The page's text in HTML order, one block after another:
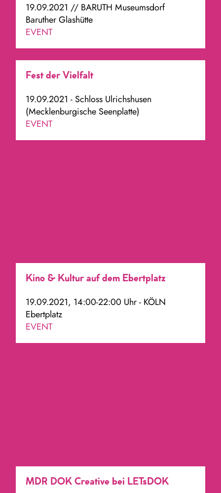
19.09.2021 // BARUTH Museumsdorf
Baruther Glashütte
EVENT
Fest der Vielfalt
19.09.2021 - Schloss Ulrichshusen
(Mecklenburgische Seenplatte)
EVENT
Kino & Kultur auf dem Ebertplatz
19.09.2021, 14:00-22:00 Uhr - KÖLN
Ebertplatz
EVENT
MDR DOK Creative bei LETsDOK